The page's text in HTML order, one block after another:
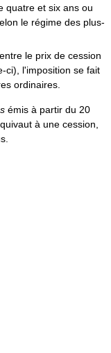
quatre et six ans ou
le régime des plus-
le prix de cession
ci), l'imposition se fait
ordinaires.
émis à partir du 20
à une cession,